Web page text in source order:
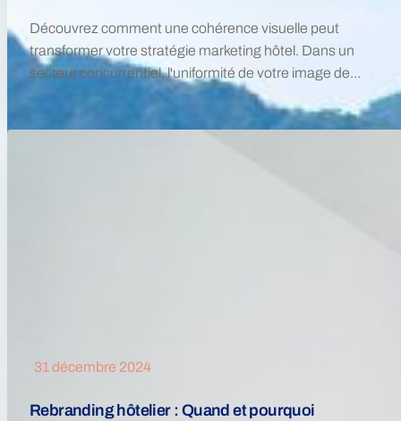
Découvrez comment une cohérence visuelle peut
transformer votre stratégie marketing hôtel. Dans un
secteur concurrentiel, l'uniformité de votre image de...
31 décembre 2024
Rebranding hôtelier : Quand et pourquoi